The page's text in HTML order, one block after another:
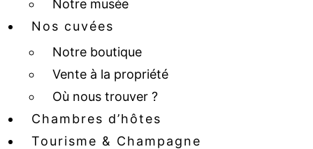
Notre musée
Nos cuvées
Notre boutique
Vente à la propriété
Où nous trouver ?
Chambres d’hôtes
Tourisme & Champagne